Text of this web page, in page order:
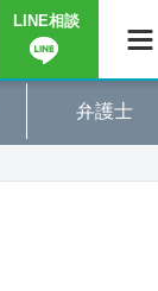
LINE相談
弁護士